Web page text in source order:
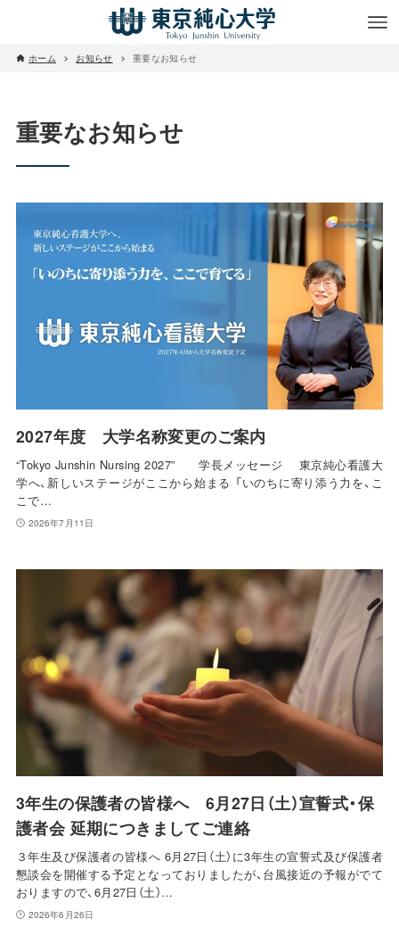
ホーム お知らせ 重要なお知らせ
重要なお知らせ
2027年度 大学名称変更のご案内
“Tokyo Junshin Nursing 2027” 学長メッセージ 東京純心看護大
学へ、新しいステージがここから始まる 「いのちに寄り添う力を、こ
こで…
2026年7月11日
3年生の保護者の皆様へ 6月27日（土）宣誓式・保
護者会 延期につきましてご連絡
３年生及び保護者の皆様へ 6月27日（土）に3年生の宣誓式及び保護者
懇談会を開催する予定となっておりましたが、台風接近の予報がでて
おりますので、6月27日（土）…
2026年6月26日